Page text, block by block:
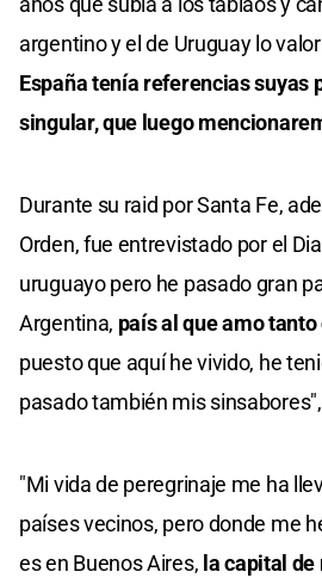
argentino y el de Uruguay lo
España tenía referencias suyas
singular, que luego
Durante su raid por Santa Fe,
Orden, fue entrevistado por el
uruguayo pero he pasado gran
Argentina, país al que amo
puesto que aquí he vivido, he
pasado también mis
"Mi vida de peregrinaje me ha
países vecinos, pero donde me
es en Buenos Aires, la capital de